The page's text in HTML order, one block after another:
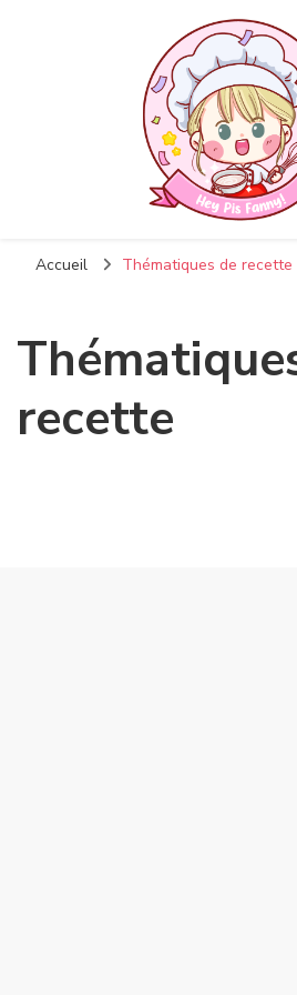
Accueil Thématiques de recette
recette